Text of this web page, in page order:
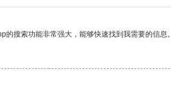
搜索功能非常强大，能够快速找到我需要的信息。